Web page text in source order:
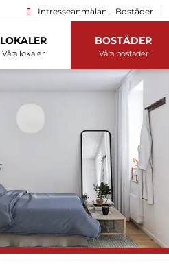
Intresseanmälan – Bostäder
LOKALER
Våra lokaler
BOSTÄDER
Våra bostäder